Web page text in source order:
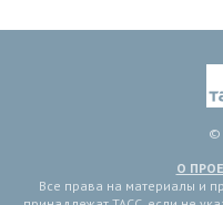
©
О
Все права на материалы и